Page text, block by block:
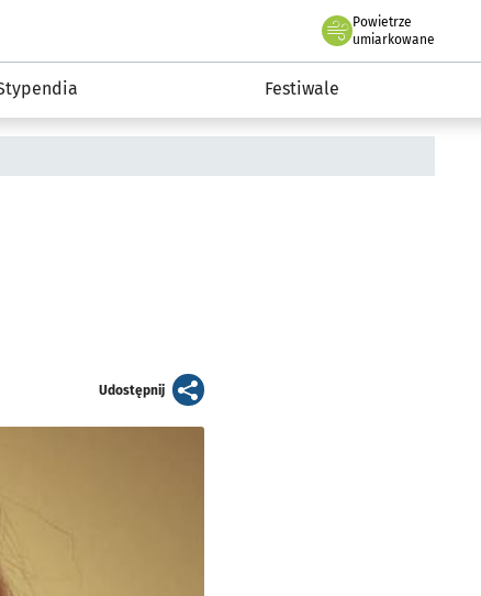
Powietrze
we Wrocławiu
umiarkowane
Festiwale
Udostępnijartykuł